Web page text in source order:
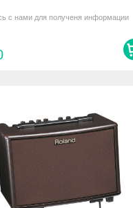
с нами для полученя информации